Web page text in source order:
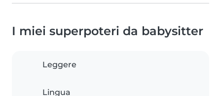
I miei superpoteri da babysitter
Leggere
Lingua